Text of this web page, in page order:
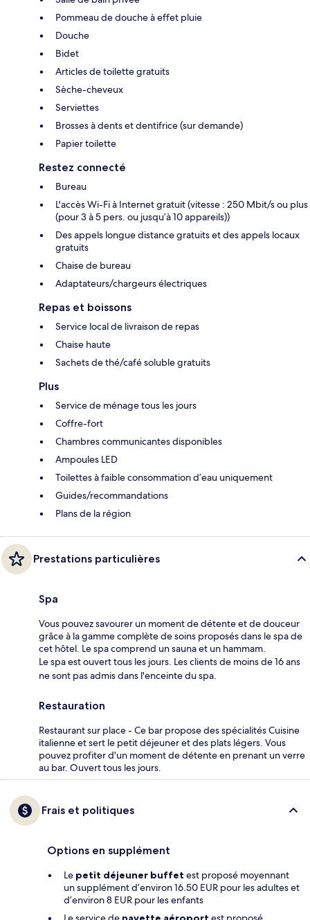
Pommeau de douche à effet pluie
Douche
Bidet
Articles de toilette gratuits
Sèche-cheveux
Serviettes
Brosses à dents et dentifrice (sur demande)
Papier toilette
Restez connecté
Bureau
L'accès Wi-Fi à Internet gratuit (vitesse : 250 Mbit/s ou plus
(pour 3 à 5 pers. ou jusqu’à 10 appareils))
Des appels longue distance gratuits et des appels locaux
gratuits
Chaise de bureau
Adaptateurs/chargeurs électriques
Repas et boissons
Service local de livraison de repas
Chaise haute
Sachets de thé/café soluble gratuits
Plus
Service de ménage tous les jours
Coffre-fort
Chambres communicantes disponibles
Ampoules LED
Toilettes à faible consommation d’eau uniquement
Guides/recommandations
Plans de la région
Prestations particulières
Spa
Vous pouvez savourer un moment de détente et de douceur
grâce à la gamme complète de soins proposés dans le spa de
cet hôtel. Le spa comprend un sauna et un hammam.
Le spa est ouvert tous les jours. Les clients de moins de 16 ans
ne sont pas admis dans l'enceinte du spa.
Restauration
Restaurant sur place - Ce bar propose des spécialités Cuisine
italienne et sert le petit déjeuner et des plats légers. Vous
pouvez profiter d'un moment de détente en prenant un verre
au bar. Ouvert tous les jours.
Frais et politiques
Options en supplément
Le petit déjeuner buffet est proposé moyennant
un supplément d’environ 16.50 EUR pour les adultes et
d’environ 8 EUR pour les enfants